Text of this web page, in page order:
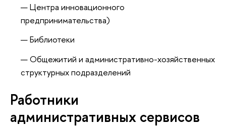
Центра инновационного
предпринимательства)
Библиотеки
Общежитий и административно-хозяйственных
структурных подразделений
Работники
административных сервисов